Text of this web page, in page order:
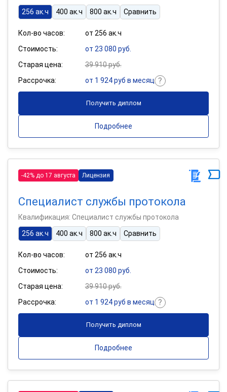
256 ак.ч
400 ак.ч 800 ак.ч Сравнить
Кол-во часов:
от 256 ак.ч
Стоимость:
от 23 080 руб.
Старая цена:
39 910 руб.
Рассрочка:
от 1 924 руб в месяц
Получить диплом
Подробнее
-42% до 17 августа Лицензия
Специалист службы протокола
Квалификация: Специалист службы протокола
256 ак.ч
400 ак.ч 800 ак.ч Сравнить
Кол-во часов:
от 256 ак.ч
Стоимость:
от 23 080 руб.
Старая цена:
39 910 руб.
Рассрочка:
от 1 924 руб в месяц
Получить диплом
Подробнее